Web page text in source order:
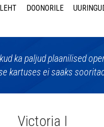
DOONORILE
ka paljud plaanilised
kartuses ei saaks
Victoria I